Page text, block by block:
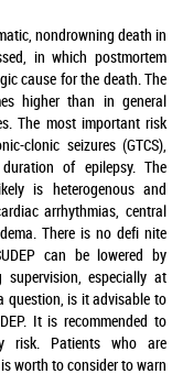
nondrowning death in
in which postmortem
cause for the death. The
higher than in general
The most important risk
clonic seizures (GTCS),
of epilepsy. The
is heterogenous and
arrhythmias, central
There is no defi nite
can be lowered by
especially at
question, is it advisable to
It is recommended to
risk. Patients who are
worth to consider to warn